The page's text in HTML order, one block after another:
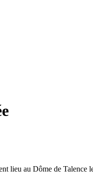
lieu au Dôme de Talence